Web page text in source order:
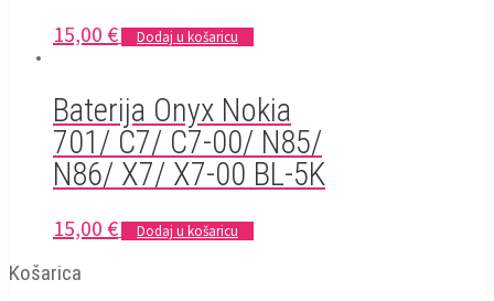
15,00 € Dodaj u košaricu
Baterija Onyx Nokia
701/ C7/ C7-00/ N85/
N86/ X7/ X7-00 BL-5K
15,00 € Dodaj u košaricu
Košarica